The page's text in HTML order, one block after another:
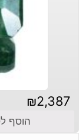
₪2,387
הוסף